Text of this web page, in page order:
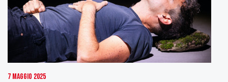
sono in vendita presso laBiglietteria
dell’Auditorium Manzoni(Via de’ Monari 1/2,
Bologna, dal lunedì al sabato con orario 15-18.30).
Per informazioni: Fondazione Musica Insieme
info@musicainsiemebologna.it
www.musicainsiemebologna.it
7 Maggio 2025